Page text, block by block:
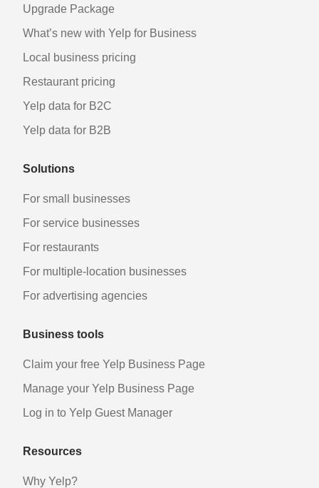
Upgrade Package
What’s new with Yelp for Business
Local business pricing
Restaurant pricing
Yelp data for B2C
Yelp data for B2B
Solutions
For small businesses
For service businesses
For restaurants
For multiple-location businesses
For advertising agencies
Business tools
Claim your free Yelp Business Page
Manage your Yelp Business Page
Log in to Yelp Guest Manager
Resources
Why Yelp?